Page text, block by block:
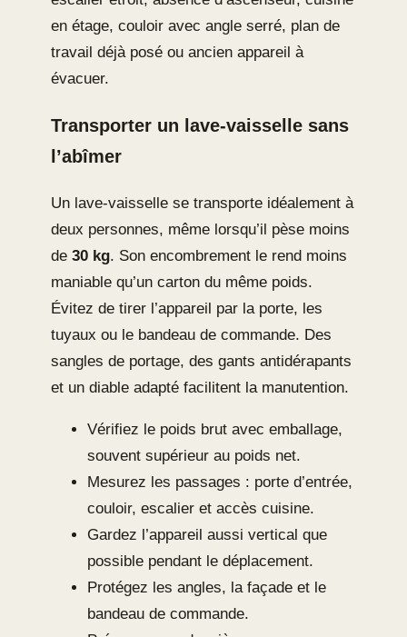
en étage, couloir avec angle serré, plan de
travail déjà posé ou ancien appareil à
évacuer.
Transporter un lave-vaisselle sans
l’abîmer
Un lave-vaisselle se transporte idéalement à
deux personnes, même lorsqu’il pèse moins
de 30 kg. Son encombrement le rend moins
maniable qu’un carton du même poids.
Évitez de tirer l’appareil par la porte, les
tuyaux ou le bandeau de commande. Des
sangles de portage, des gants antidérapants
et un diable adapté facilitent la manutention.
Vérifiez le poids brut avec emballage,
souvent supérieur au poids net.
Mesurez les passages : porte d’entrée,
couloir, escalier et accès cuisine.
Gardez l’appareil aussi vertical que
possible pendant le déplacement.
Protégez les angles, la façade et le
bandeau de commande.